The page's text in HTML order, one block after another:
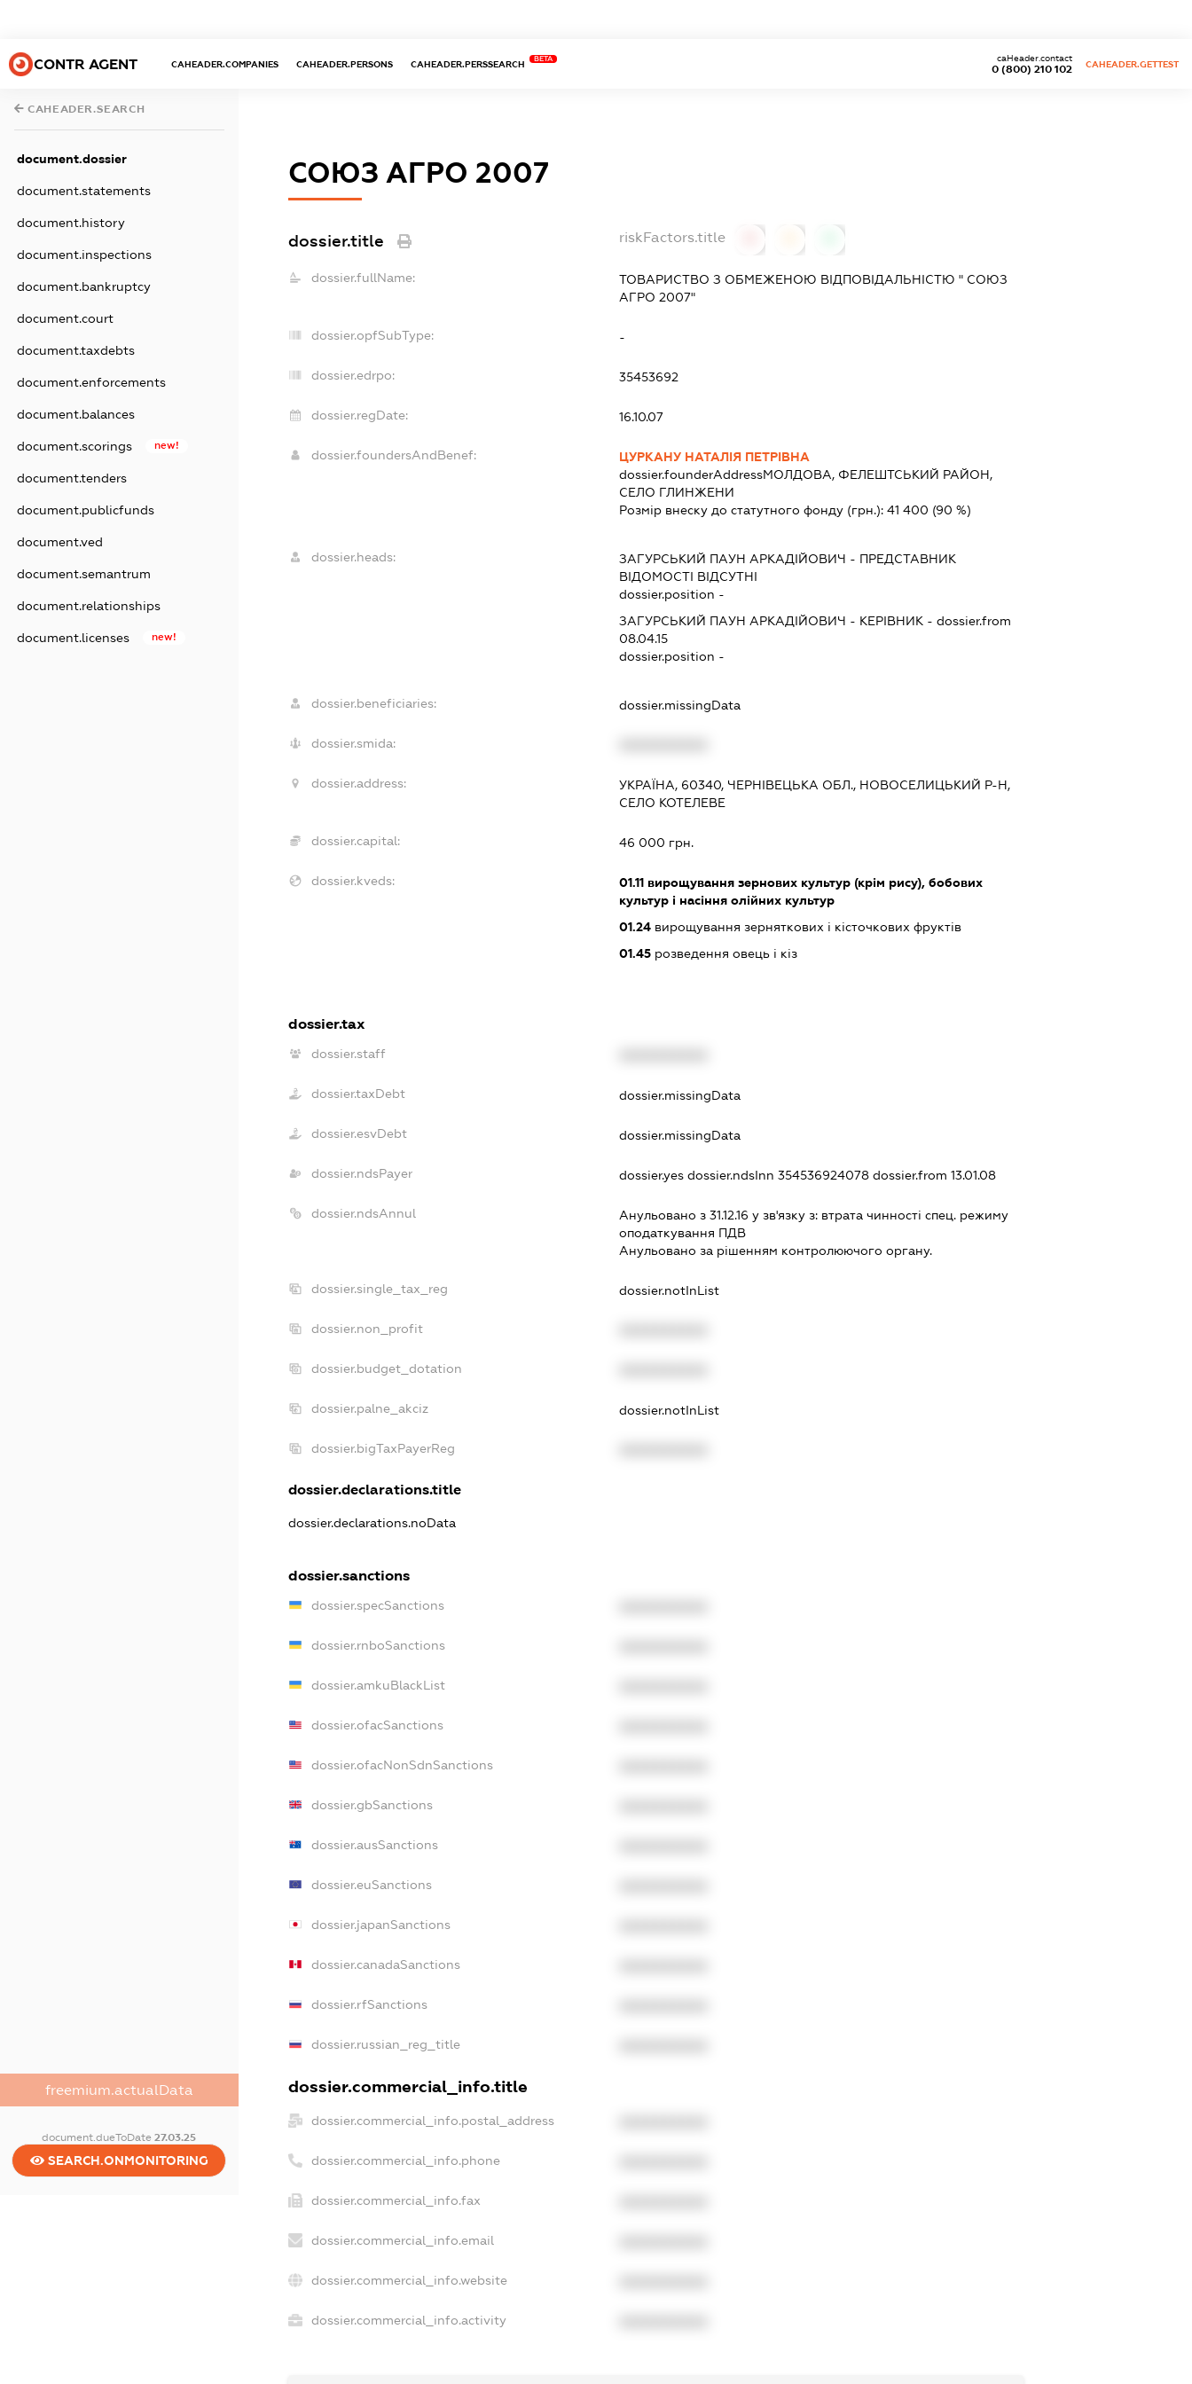
CONTR AGENT CAHEADER.COMPANIES CAHEADER.PERSONS CAHEADER.PERSSEARCH
BETA
0 (800) 210 102
caHeader.contact
CAHEADER.GETTEST
CAHEADER.SEARCH
document.dossier
document.statements
document.history
document.inspections
document.bankruptcy
document.court
document.taxdebts
document.enforcements
document.balances
document.scorings new!
document.tenders
document.publicfunds
document.ved
document.semantrum
document.relationships
document.licenses new!
freemium.actualData
document.dueToDate27.03.25
SEARCH.ONMONITORING
СОЮЗ АГРО 2007
dossier.title riskFactors.title
dossier.fullName:
ТОВАРИСТВО З ОБМЕЖЕНОЮ ВІДПОВІДАЛЬНІСТЮ " СОЮЗ
АГРО 2007"
dossier.opfSubType: -
dossier.edrpo: 35453692
dossier.regDate: 16.10.07
dossier.foundersAndBenef:
ЦУРКАНУ НАТАЛІЯ ПЕТРІВНА
dossier.founderAddressМОЛДОВА, ФЕЛЕШТСЬКИЙ РАЙОН,
СЕЛО ГЛИНЖЕНИ
Розмір внеску до статутного фонду (грн.): 41 400 (90 %)
dossier.heads: ЗАГУРСЬКИЙ ПАУН АРКАДІЙОВИЧ - ПРЕДСТАВНИК
ВІДОМОСТІ ВІДСУТНІ
dossier.position -
ЗАГУРСЬКИЙ ПАУН АРКАДІЙОВИЧ - КЕРІВНИК - dossier.from
08.04.15
dossier.position -
dossier.beneficiaries: dossier.missingData
dossier.smida:
dossier.address:
УКРАЇНА, 60340, ЧЕРНІВЕЦЬКА ОБЛ., НОВОСЕЛИЦЬКИЙ Р-Н,
СЕЛО КОТЕЛЕВЕ
dossier.capital: 46 000 грн.
dossier.kveds: 01.11вирощування зернових культур (крім рису), бобових
культур і насіння олійних культур
01.24вирощування зерняткових і кісточкових фруктів
01.45розведення овець і кіз
dossier.tax
dossier.staff
dossier.taxDebt dossier.missingData
dossier.esvDebt dossier.missingData
dossier.ndsPayer dossier.yes dossier.ndsInn 354536924078 dossier.from 13.01.08
dossier.ndsAnnul Анульовано з 31.12.16 у зв'язку з: втрата чинностi спец. режиму
оподаткування ПДВ
Анульовано за рiшенням контролюючого органу.
dossier.single_tax_reg dossier.notInList
dossier.non_profit
dossier.budget_dotation
dossier.palne_akciz dossier.notInList
dossier.bigTaxPayerReg
dossier.declarations.title
dossier.declarations.noData
dossier.sanctions
dossier.specSanctions
dossier.rnboSanctions
dossier.amkuBlackList
dossier.ofacSanctions
dossier.ofacNonSdnSanctions
dossier.gbSanctions
dossier.ausSanctions
dossier.euSanctions
dossier.japanSanctions
dossier.canadaSanctions
dossier.rfSanctions
dossier.russian_reg_title
dossier.commercial_info.title
dossier.commercial_info.postal_address
dossier.commercial_info.phone
dossier.commercial_info.fax
dossier.commercial_info.email
dossier.commercial_info.website
dossier.commercial_info.activity